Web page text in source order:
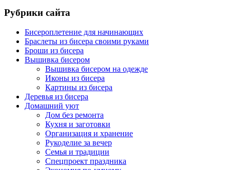
Рубрики сайта
Бисероплетение для начинающих
Браслеты из бисера своими руками
Броши из бисера
Вышивка бисером
Вышивка бисером на одежде
Иконы из бисера
Картины из бисера
Деревья из бисера
Домашний уют
Дом без ремонта
Кухня и заготовки
Организация и хранение
Рукоделие за вечер
Семья и традиции
Спецпроект праздника